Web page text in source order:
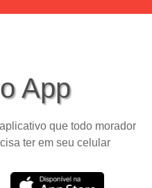
App
que todo morador
ter em seu celular